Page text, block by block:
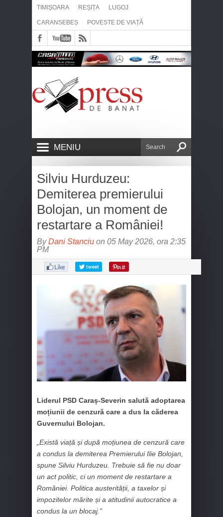
TIMIȘOARA REȘIȚA LUGOJ
CARANSEBEȘ POVESTE DE VIAȚĂ
MENIU
Silviu Hurduzeu:
Demiterea premierului
Bolojan, un moment de
restartare a României!
ByDani Stanciu on 05 May 2026, ora 2:35
PM
Liderul PSD Caraș-Severin salută adoptarea
moțiunii de cenzură care a dus la căderea
Guvernului Bolojan.
„Există viață și după moțiunea de cenzură care
a condus la demiterea Premierului Ilie Bolojan,
spune Silviu Hurduzeu. Trebuie să fie nu doar
un act politic, ci un moment de restartare a
României. Politica austerității, a taxelor și
impozitelor mărite și a atitudinii autocratice a
condus la un blocaj.”